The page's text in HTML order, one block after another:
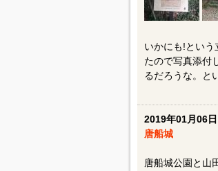
いかにも!とい
たので写真添付
るだろうな。と
2019年01月06日
唐船城
唐船城公園と山